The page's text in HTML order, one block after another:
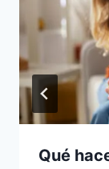
Qué